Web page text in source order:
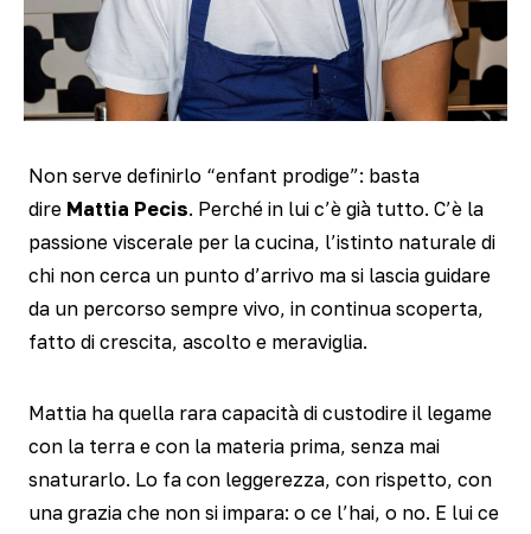
Non serve definirlo “enfant prodige”: basta
dire Mattia Pecis. Perché in lui c’è già tutto. C’è la
passione viscerale per la cucina, l’istinto naturale di
chi non cerca un punto d’arrivo ma si lascia guidare
da un percorso sempre vivo, in continua scoperta,
fatto di crescita, ascolto e meraviglia.
Mattia ha quella rara capacità di custodire il legame
con la terra e con la materia prima, senza mai
snaturarlo. Lo fa con leggerezza, con rispetto, con
una grazia che non si impara: o ce l’hai, o no. E lui ce